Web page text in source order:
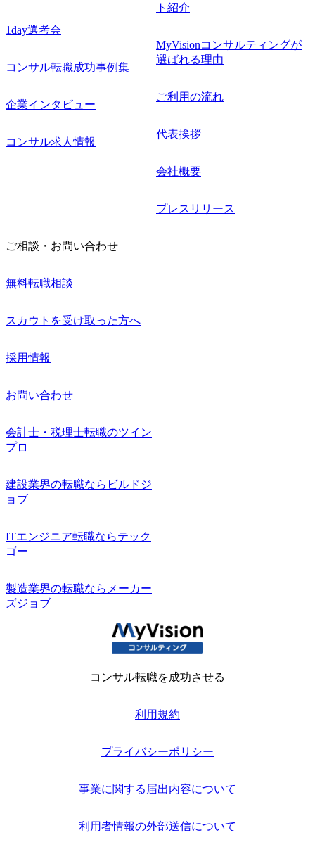
1day選考会
コンサル転職成功事例集
企業インタビュー
コンサル求人情報
ト紹介
MyVisionコンサルティングが
選ばれる理由
ご利用の流れ
代表挨拶
会社概要
プレスリリース
ご相談・お問い合わせ
無料転職相談
スカウトを受け取った方へ
採用情報
お問い合わせ
会計士・税理士転職のツイン
プロ
建設業界の転職ならビルドジ
ョブ
ITエンジニア転職ならテック
ゴー
製造業界の転職ならメーカー
ズジョブ
コンサル転職を成功させる
利用規約
プライバシーポリシー
事業に関する届出内容について
利用者情報の外部送信について